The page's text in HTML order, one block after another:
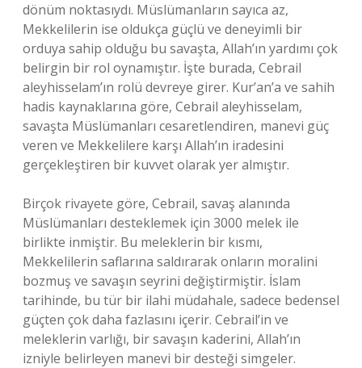
dönüm noktasıydı. Müslümanların sayıca az,
Mekkelilerin ise oldukça güçlü ve deneyimli bir
orduya sahip olduğu bu savaşta, Allah’ın yardımı çok
belirgin bir rol oynamıştır. İşte burada, Cebrail
aleyhisselam’ın rolü devreye girer. Kur’an’a ve sahih
hadis kaynaklarına göre, Cebrail aleyhisselam,
savaşta Müslümanları cesaretlendiren, manevi güç
veren ve Mekkelilere karşı Allah’ın iradesini
gerçekleştiren bir kuvvet olarak yer almıştır.
Birçok rivayete göre, Cebrail, savaş alanında
Müslümanları desteklemek için 3000 melek ile
birlikte inmiştir. Bu meleklerin bir kısmı,
Mekkelilerin saflarına saldırarak onların moralini
bozmuş ve savaşın seyrini değiştirmiştir. İslam
tarihinde, bu tür bir ilahi müdahale, sadece bedensel
güçten çok daha fazlasını içerir. Cebrail’in ve
meleklerin varlığı, bir savaşın kaderini, Allah’ın
izniyle belirleyen manevi bir desteği simgeler.